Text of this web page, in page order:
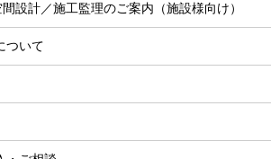
設計／施工監理のご案内（施設様向け）
ついて